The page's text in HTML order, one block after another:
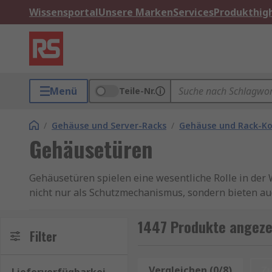
WissensportalUnsere MarkenServices
Menü Teile-Nr.
/ Gehäuse und Server-Racks / Gehäuse und Rack-
Gehäusetüren
Gehäusetüren spielen eine wesentliche Rolle in
nicht nur als Schutzmechanismus, sondern bieten
Funktion und Bedeutung von
Raum unterzubringen. Sie schützen vor äußeren
Filter 1447 Produkte